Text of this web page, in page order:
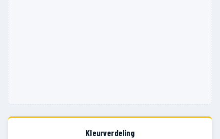
Kleurverdeling